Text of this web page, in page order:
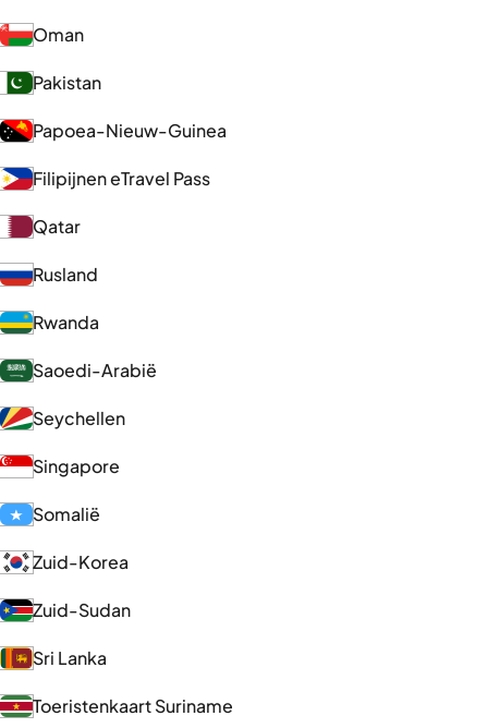
Oman
Pakistan
Papoea-Nieuw-Guinea
Filipijnen eTravel Pass
Qatar
Rusland
Rwanda
Saoedi-Arabië
Seychellen
Singapore
Somalië
Zuid-Korea
Zuid-Sudan
Sri Lanka
Toeristenkaart Suriname